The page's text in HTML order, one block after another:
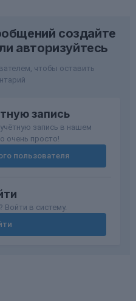
создайте
авторизуйтесь
чтобы оставить
запись
запись в нашем
очень просто!
пользователя
Войти в систему.